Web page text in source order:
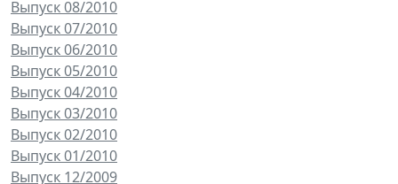
Выпуск 08/2010
Выпуск 07/2010
Выпуск 06/2010
Выпуск 05/2010
Выпуск 04/2010
Выпуск 03/2010
Выпуск 02/2010
Выпуск 01/2010
Выпуск 12/2009